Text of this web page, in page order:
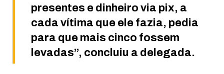
presentes e dinheiro via pix, a
cada vítima que ele fazia, pedia
para que mais cinco fossem
levadas”, concluiu a delegada.